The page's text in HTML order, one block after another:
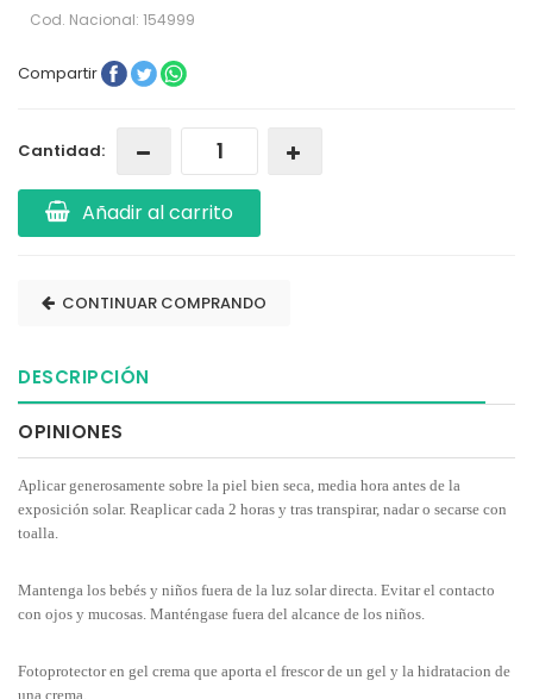
Cod. Nacional: 154999
Compartir
Cantidad:
Añadir al carrito
CONTINUAR COMPRANDO
DESCRIPCIÓN
OPINIONES
Aplicar generosamente sobre la piel bien seca, media hora antes de la
exposición solar. Reaplicar cada 2 horas y tras transpirar, nadar o secarse con
toalla.
Mantenga los bebés y niños fuera de la luz solar directa. Evitar el contacto
con ojos y mucosas. Manténgase fuera del alcance de los niños.
Fotoprotector en gel crema que aporta el frescor de un gel y la hidratacion de
una crema.